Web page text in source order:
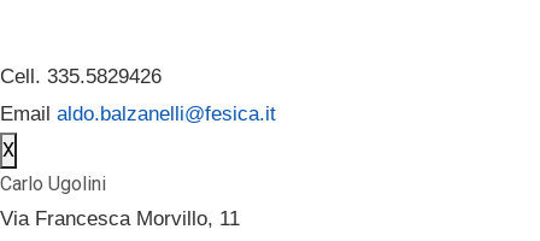
Cell. 335.5829426
Email aldo.balzanelli@fesica.it
X
Carlo Ugolini
Via Francesca Morvillo, 11